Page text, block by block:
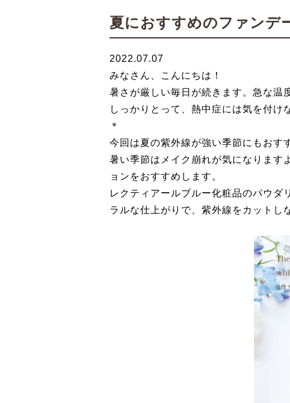
夏におすすめのファンデ
2022.07.07
みなさん、こんにちは！
暑さが厳しい毎日が続きます。急な温
しっかりとって、熱中症には気を付け
＊
今回は夏の紫外線が強い季節にもおす
暑い季節はメイク崩れが気になります
ョンをおすすめします。
レクティアールブルー化粧品のパウダ
ラルな仕上がりで、紫外線をカットし